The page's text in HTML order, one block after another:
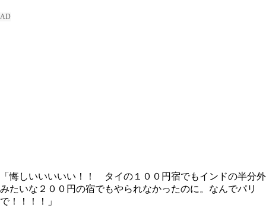
「悔しいいいいい！！ タイの１００円宿でもインドの半分外
みたいな２００円の宿でもやられなかったのに。なんでパリ
で！！！！」